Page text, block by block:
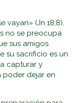
vayan» (Jn 18,8).
no se preocupa
sus amigos
su sacrificio es un
capturar y
poder dejar en